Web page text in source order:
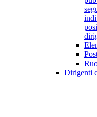
Dirigenti